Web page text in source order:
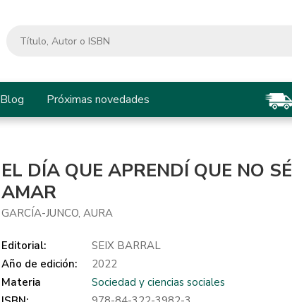
Blog Próximas novedades
EL DÍA QUE APRENDÍ QUE NO SÉ
AMAR
GARCÍA-JUNCO, AURA
Editorial:
SEIX BARRAL
Año de edición:
2022
Materia
Sociedad y ciencias sociales